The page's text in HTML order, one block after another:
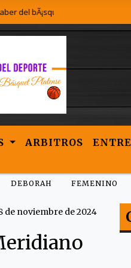
Platense lo encontrÃ¡s
ARBITROS
DEBORAH FEMENINO
de noviembre de 2024